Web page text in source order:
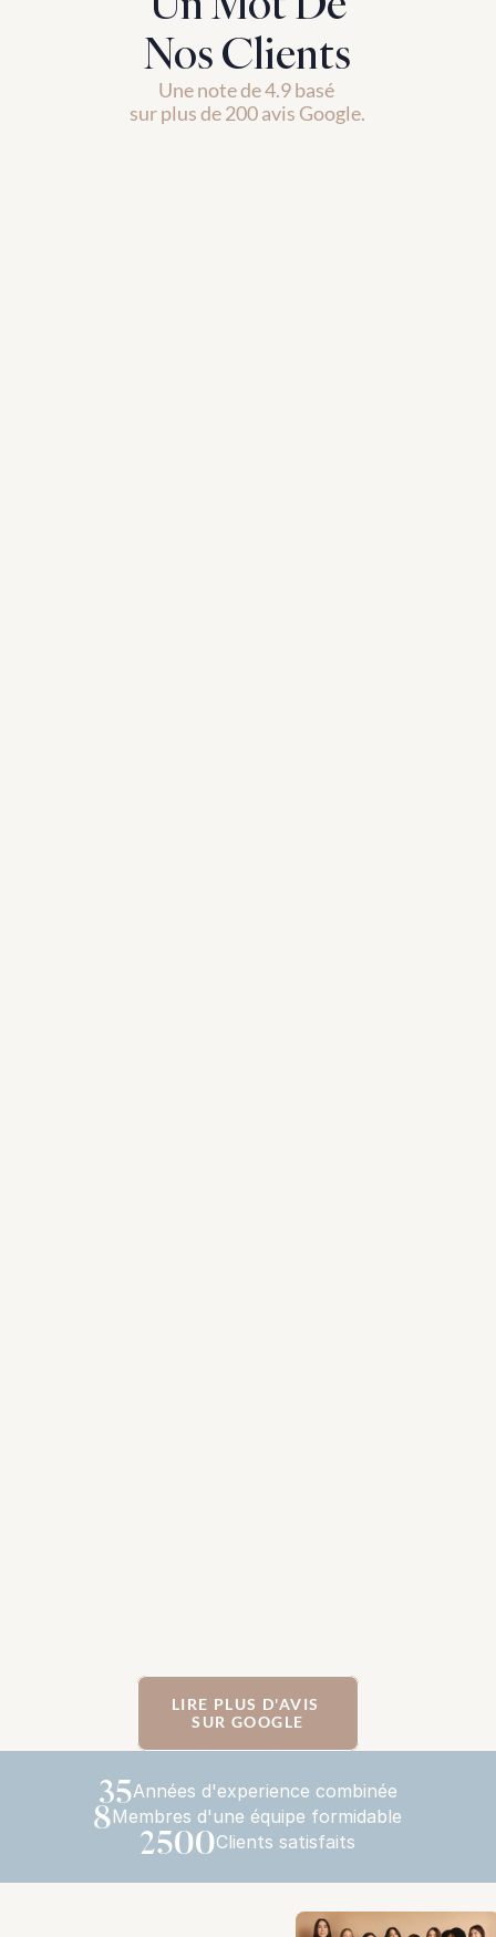
Nos Clients
Une note de 4.9 basé
sur plus de 200 avis Google.
LIRE PLUS D'AVIS
SUR GOOGLE
35Années d'experience combinée
8Membres d'une équipe formidable
2500Clients satisfaits